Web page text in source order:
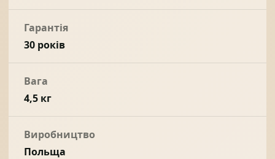
Гарантія
30 років
Вага
4,5 кг
Виробництво
Польща